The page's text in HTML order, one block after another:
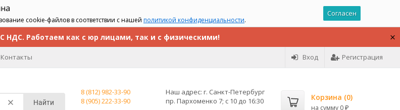
cookie-файлов в соответствии с нашей политикой конфиденциальности.
Согласен
НДС. Работаем как с юр лицами, так и с физическими!
Вход Регистрация
Контакты
Найти
8 (812) 982-33-90
8 (905) 222-33-90
Наш адрес: г. Санкт-Петербург
пр. Пархоменко 7; с 10 до 16:30
Корзина (0)
на сумму 0 ₽